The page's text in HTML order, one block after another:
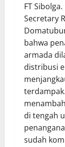
FT
Secretary
bahwa
armada
distribusi
di tengah
sudah